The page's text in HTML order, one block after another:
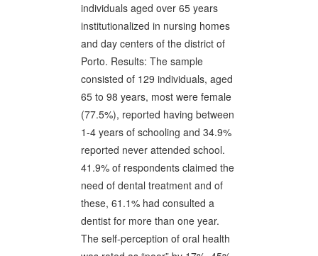
individuals aged over 65 years
institutionalized in nursing homes
and day centers of the district of
Porto. Results: The sample
consisted of 129 individuals, aged
65 to 98 years, most were female
(77.5%), reported having between
1-4 years of schooling and 34.9%
reported never attended school.
41.9% of respondents claimed the
need of dental treatment and of
these, 61.1% had consulted a
dentist for more than one year.
The self-perception of oral health